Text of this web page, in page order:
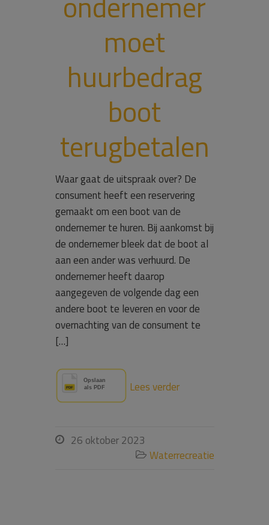
moet
huurbedrag
boot
terugbetalen
Waar gaat de uitspraak over? De
consument heeft een reservering
gemaakt om een boot van de
ondernemer te huren. Bij aankomst bij
de ondernemer bleek dat de boot al
aan een ander was verhuurd. De
ondernemer heeft daarop
aangegeven de volgende dag een
andere boot te leveren en voor de
overnachting van de consument te
[…]
Lees verder
 26 oktober 2023
 Waterrecreatie